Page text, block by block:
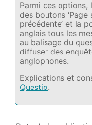
Parmi ces options,
des boutons ‘Page
précédente’ et la
anglais tous les
au balisage du
diffuser des
anglophones.
Explications et
Questio.